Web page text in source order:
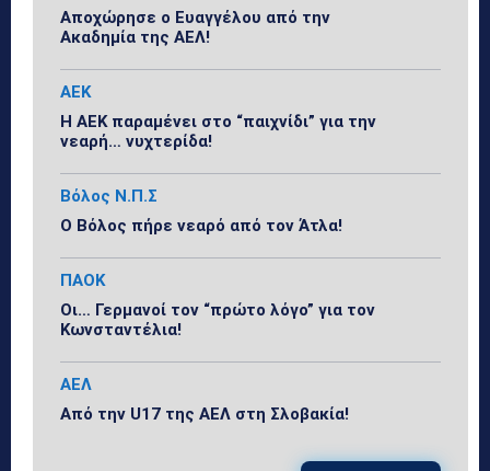
Αποχώρησε ο Ευαγγέλου από την
Ακαδημία της ΑΕΛ!
ΑΕΚ
Η ΑΕΚ παραμένει στο “παιχνίδι” για την
νεαρή… νυχτερίδα!
Βόλος Ν.Π.Σ
Ο Βόλος πήρε νεαρό από τον Άτλα!
ΠΑΟΚ
Οι… Γερμανοί τον “πρώτο λόγο” για τον
Κωνσταντέλια!
ΑΕΛ
Από την U17 της ΑΕΛ στη Σλοβακία!